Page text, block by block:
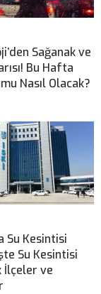
Sağanak ve
Bu Hafta
Nasıl Olacak?
Su Kesintisi
Su Kesintisi
İlçeler ve